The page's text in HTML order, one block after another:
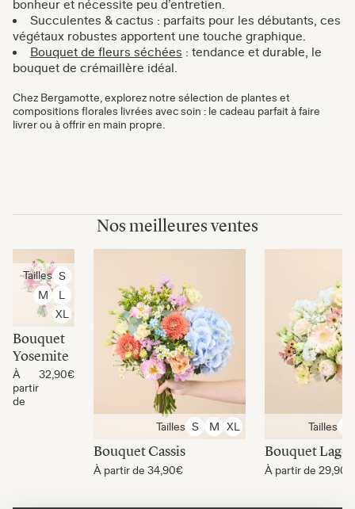
bonheur et nécessite peu d’entretien.
Succulentes & cactus : parfaits pour les débutants, ces
végétaux robustes apportent une touche graphique.
Bouquet de fleurs séchées : tendance et durable, le
bouquet de crémaillère idéal.
Chez Bergamotte, explorez notre sélection de plantes et
compositions florales livrées avec soin : le cadeau parfait à faire
livrer ou à offrir en main propre.
Nos meilleures ventes
Tailles S
M
L
XL
Bouquet
Yosemite
À
partir
de
32,90€
Tailles S M XL
Bouquet Cassis
À partir de 34,90€
Tailles
Bouquet Lago
À partir de 29,90€